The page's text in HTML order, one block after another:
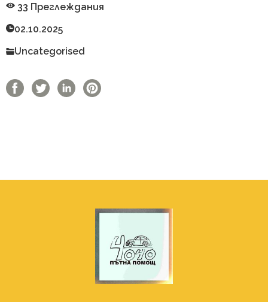
33 Преглеждания
02.10.2025
Uncategorised